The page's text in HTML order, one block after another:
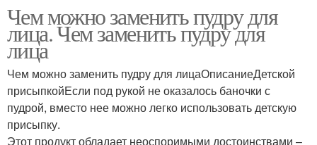
Чем можно заменить пудру для
лица. Чем заменить пудру для
лица
Чем можно заменить пудру для лицаОписаниеДетской
присыпкойЕсли под рукой не оказалось баночки с
пудрой, вместо нее можно легко использовать детскую
присыпку.
Этот продукт обладает неоспоримыми достоинствами –